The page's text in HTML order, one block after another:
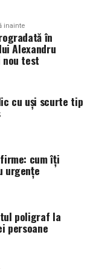
întotdeauna
tehnică a
față de
participanți
ecologice.
pot
de protejarea
că
protejează
contribui la
creșterea
de costuri
trebuie să se
inainte
în
Alexandru
test
cu uși scurte tip
cum îți
urgențe
poligraf la
persoane